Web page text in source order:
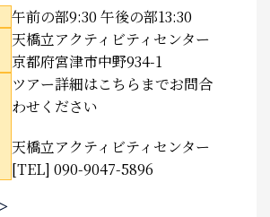
午前の部9:30 午後の部13:30
天橋立アクティビティセンター
京都府宮津市中野934-1
ツアー詳細はこちらまでお問合
わせください
天橋立アクティビティセンター
[TEL] 090-9047-5896